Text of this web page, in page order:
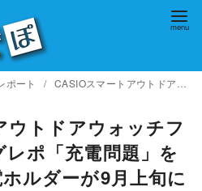
ポート CASIOスマートアウトドアウォッチファンミーティングレポ「充電問題」を解決する専用充電ホルダーが9月上旬に発売
ウトドアウォッチフ
ポ「充電問題」を
ルダーが9月上旬に